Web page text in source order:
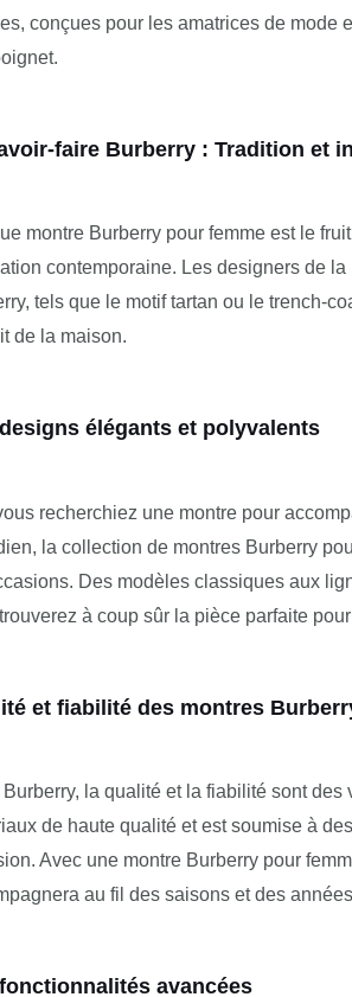
conçues pour les amatrices de mode
faire Burberry : Tradition et
montre Burberry pour femme est le
contemporaine. Les designers de
tels que le motif tartan ou le trench-
de la maison.
élégants et polyvalents
recherchiez une montre pour
la collection de montres Burberry
Des modèles classiques aux
à coup sûr la pièce parfaite
et fiabilité des montres
la qualité et la fiabilité sont
de haute qualité et est soumise à
Avec une montre Burberry pour
au fil des saisons et des
avancées